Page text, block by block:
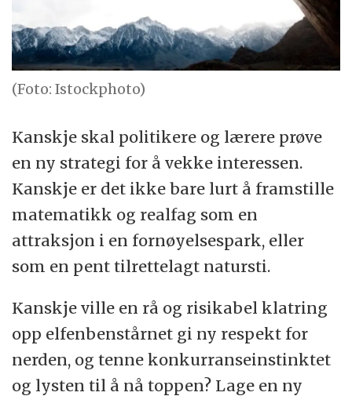
(Foto: Istockphoto)
Kanskje skal politikere og lærere prøve
en ny strategi for å vekke interessen.
Kanskje er det ikke bare lurt å framstille
matematikk og realfag som en
attraksjon i en fornøyelsespark, eller
som en pent tilrettelagt natursti.
Kanskje ville en rå og risikabel klatring
opp elfenbenstårnet gi ny respekt for
nerden, og tenne konkurranseinstinktet
og lysten til å nå toppen? Lage en ny